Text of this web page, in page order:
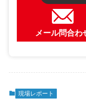
メール問合わ
現場レポート